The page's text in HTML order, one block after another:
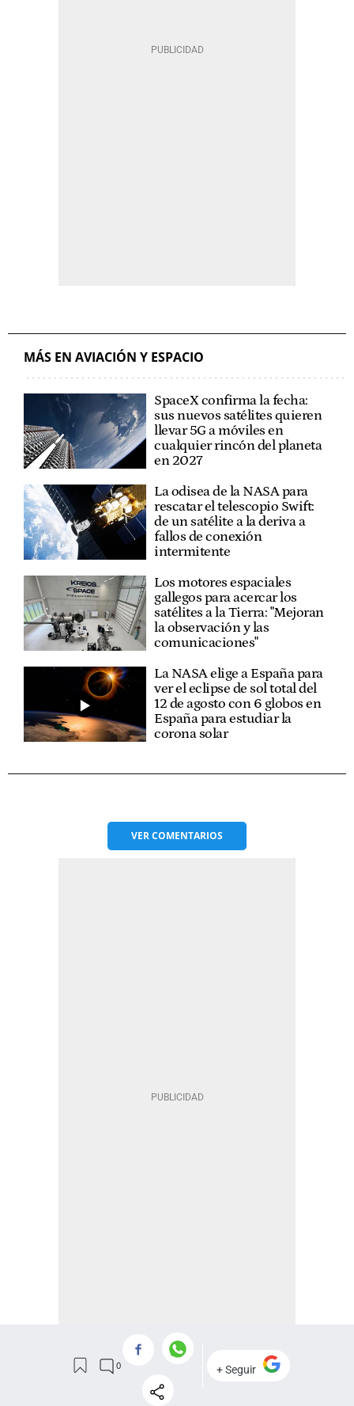
MÁS EN AVIACIÓN Y ESPACIO
SpaceX confirma la fecha:
sus nuevos satélites quieren
llevar 5G a móviles en
cualquier rincón del planeta
en 2027
La odisea de la NASA para
rescatar el telescopio Swift:
de un satélite a la deriva a
fallos de conexión
intermitente
Los motores espaciales
gallegos para acercar los
satélites a la Tierra: "Mejoran
la observación y las
comunicaciones"
La NASA elige a España para
ver el eclipse de sol total del
12 de agosto con 6 globos en
España para estudiar la
corona solar
VERCOMENTARIOS